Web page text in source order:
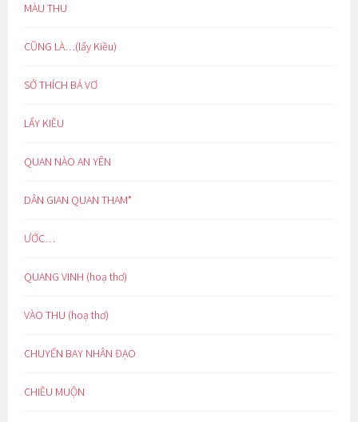
MÀU THU
CŨNG LÀ…(lẩy Kiều)
SỞ THÍCH BÁ VƠ
LẨY KIỀU
QUAN NÀO AN YÊN
DÂN GIAN QUAN THAM*
ƯỚC…
QUANG VINH (hoạ thơ)
VÀO THU (hoạ thơ)
CHUYẾN BAY NHÂN ĐẠO
CHIỀU MUỘN